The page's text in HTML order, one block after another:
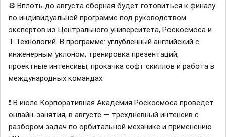
⚙️ Вплоть до августа сборная будет готовиться к финалу
по индивидуальной программе под руководством
экспертов из Центрального университета, Роскосмоса и
Т-Технологий. В программе: углубленный английский с
инженерным уклоном, тренировка презентаций,
проектные интенсивы, прокачка софт скиллов и работа в
международных командах.
❗️ В июле Корпоративная Академия Роскосмоса проведет
онлайн-занятия, в августе — трехдневный интенсив с
разбором задач по орбитальной механике и применению